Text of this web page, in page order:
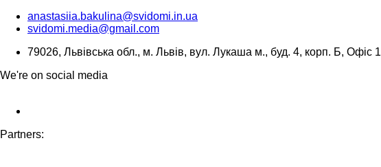
anastasiia.bakulina@svidomi.in.ua
svidomi.media@gmail.com
79026, Львівська обл., м. Львів, вул. Лукаша м., буд. 4, корп. Б, Офіс 1
We're on social media
Partners: